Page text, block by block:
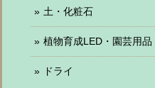
土・化粧石
植物育成LED・園芸用品
ドライ